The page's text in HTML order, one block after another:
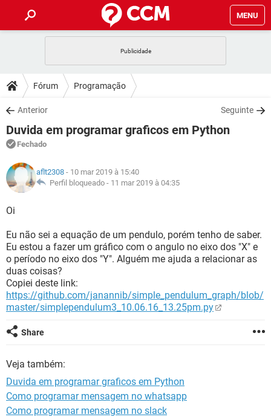
MENU
CELULAR
OUTLOOK
INSTAGRAM GMAIL
GUIA DE COMPRAS
DICAS
JOGOS
OUTLOOK
INSTAGRAM
GUIA DE COMPRAS
DOWNLOADS
JOGOS WHATSAPP
CELULAR
OUTLOOK
INSTAGRAM
GUIA DE COMPRAS
FÓRUM
JOGOS
CELULAR FACEBOOK
GUIA DE COMPRAS
GLOSSÁRIO
JOGOS
CELULAR
OUTLOOK EXCEL
INSTAGRAM GMAIL
GUIA DE COMPRAS
Fórum Programação
Anterior Seguinte
Duvida em programar graficos em Python
Fechado
aflt2308 - 10 mar 2019 à 15:40
Perfil bloqueado - 11 mar 2019 à 04:35
Oi
Eu não sei a equação de um pendulo, porém tenho de saber.
Eu estou a fazer um gráfico com o angulo no eixo dos "X" e
o período no eixo dos "Y". Alguém me ajuda a relacionar as
duas coisas?
Copiei deste link:
https://github.com/janannib/simple_pendulum_graph/blob/
master/simplependulum3_10.06.16_13.25pm.py
Share
Veja também:
Duvida em programar graficos em Python
Como programar mensagem no whatsapp
Como programar mensagem no slack